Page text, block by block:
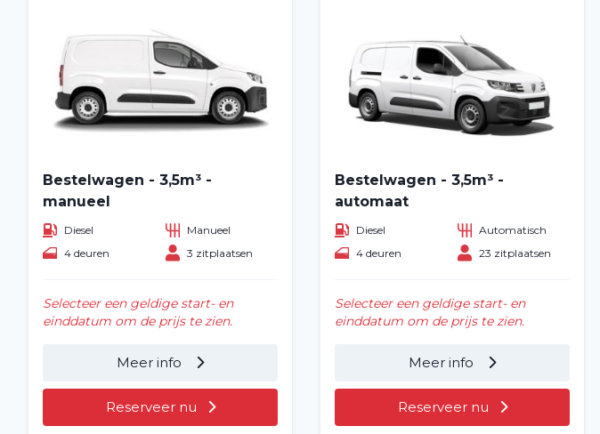
Bestelwagen - 3,5m³ -
manueel
Diesel
Manueel
4 deuren
3 zitplaatsen
Selecteer een geldige start- en
einddatum om de prijs te zien.
Meer info
Reserveer nu
Bestelwagen - 3,5m³ -
automaat
Diesel
Automatisch
4 deuren
23 zitplaatsen
Selecteer een geldige start- en
einddatum om de prijs te zien.
Meer info
Reserveer nu